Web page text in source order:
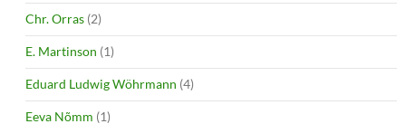
Chr. Orras (2)
E. Martinson (1)
Eduard Ludwig Wöhrmann (4)
Eeva Nõmm (1)